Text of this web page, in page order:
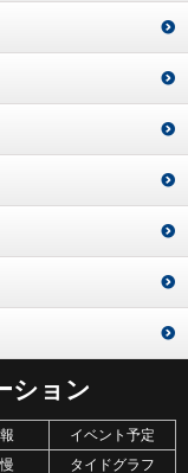
ション
イベント予定
タイドグラフ